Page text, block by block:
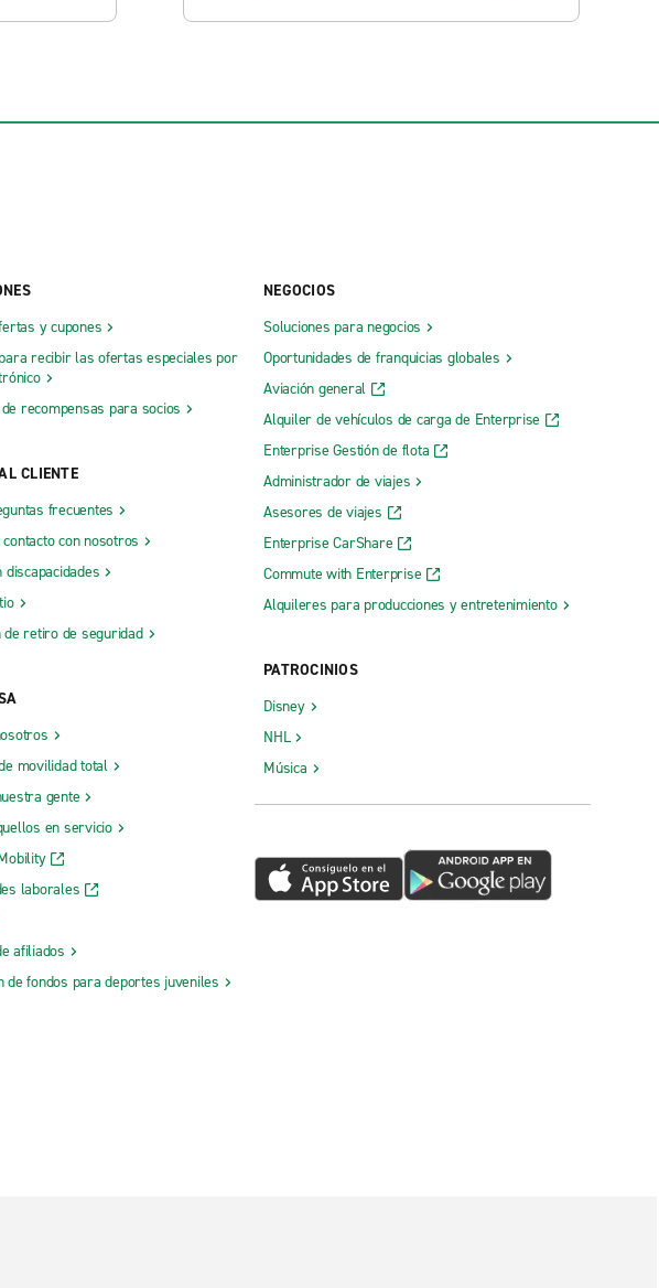
y cupones
recibir las ofertas especiales por
recompensas para socios
CLIENTE
frecuentes
con nosotros
discapacidades
de retiro de seguridad
movilidad total
gente
en servicio
laborales
afiliados
de fondos para deportes juveniles
NEGOCIOS
Soluciones para negocios
Oportunidades de franquicias globales
Aviación general
Alquiler de vehículos de carga de Enterprise
Enterprise Gestión de flota
Administrador de viajes
Asesores de viajes
Enterprise CarShare
Commute with Enterprise
Alquileres para producciones y entretenimiento
PATROCINIOS
Disney
NHL
Música